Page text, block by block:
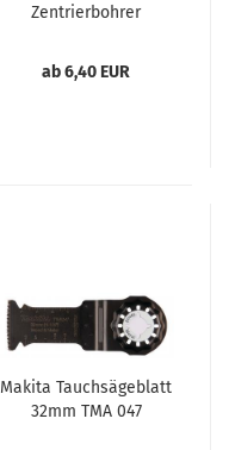
Zentrierbohrer
ab 6,40 EUR
Makita Tauchsägeblatt
32mm TMA 047